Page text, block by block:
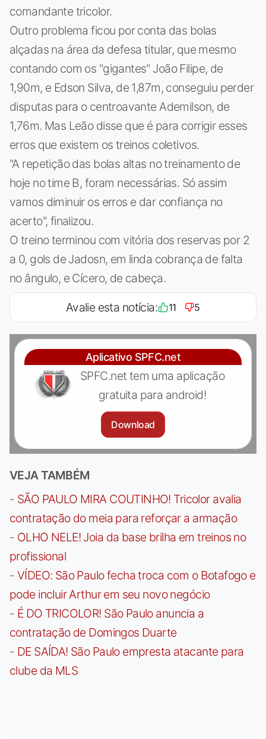
comandante tricolor.
Outro problema ficou por conta das bolas
alçadas na área da defesa titular, que mesmo
contando com os "gigantes" João Filipe, de
1,90m, e Edson Silva, de 1,87m, conseguiu perder
disputas para o centroavante Ademilson, de
1,76m. Mas Leão disse que é para corrigir esses
erros que existem os treinos coletivos.
"A repetição das bolas altas no treinamento de
hoje no time B, foram necessárias. Só assim
vamos diminuir os erros e dar confiança no
acerto", finalizou.
O treino terminou com vitória dos reservas por 2
a 0, gols de Jadosn, em linda cobrança de falta
no ângulo, e Cícero, de cabeça.
Avalie esta notícia: 11 5
Aplicativo SPFC.net
SPFC.net tem uma aplicação
gratuita para android!
Download
VEJA TAMBÉM
- SÃO PAULO MIRA COUTINHO! Tricolor avalia
contratação do meia para reforçar a armação
- OLHO NELE! Joia da base brilha em treinos no
profissional
- VÍDEO: São Paulo fecha troca com o Botafogo e
pode incluir Arthur em seu novo negócio
- É DO TRICOLOR! São Paulo anuncia a
contratação de Domingos Duarte
- DE SAÍDA! São Paulo empresta atacante para
clube da MLS